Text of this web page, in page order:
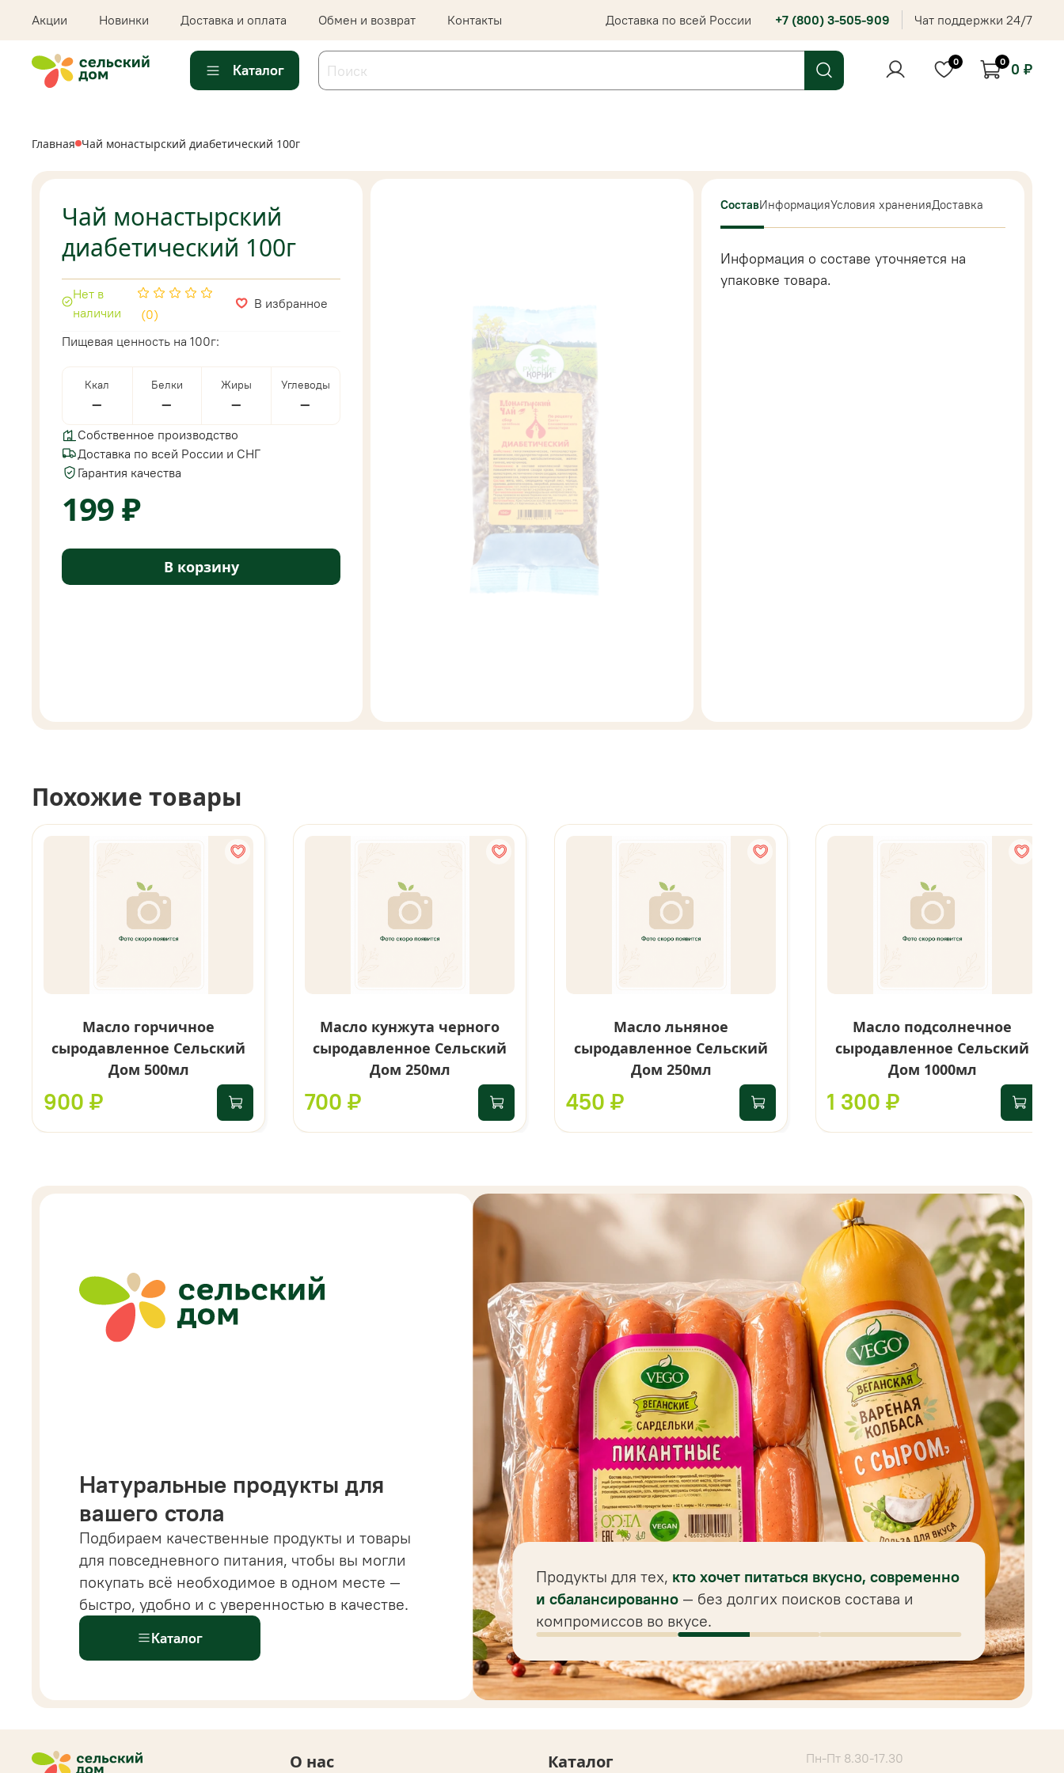
Акции Новинки Доставка и оплата Обмен и возврат Контакты Доставка по всей России +7 (800) 3-505-909 Чат поддержки 24/7
Каталог 0 0 0 ₽
Главная Чай монастырский диабетический 100г
Чай монастырский
диабетический 100г
(0)
В избранное
Нет в
наличии
Пищевая ценность на 100г:
Ккал
—
Белки
—
Жиры
—
Углеводы
—
Собственное производство
Доставка по всей России и СНГ
Гарантия качества
199 ₽
В корзину
СоставИнформацияУсловия храненияДоставка
Информация о составе уточняется на
упаковке товара.
Похожие товары
Масло горчичное
сыродавленное Сельский
Дом 500мл
900 ₽
Масло кунжута черного
сыродавленное Сельский
Дом 250мл
700 ₽
Масло льняное
сыродавленное Сельский
Дом 250мл
450 ₽
Масло подсолнечное
сыродавленное Сельский
Дом 1000мл
1 300 ₽
Натуральные продукты для
вашего стола
Подбираем качественные продукты и товары
для повседневного питания, чтобы вы могли
покупать всё необходимое в одном месте —
быстро, удобно и с уверенностью в качестве.
Каталог
вы найдете все от напитков и бакалеи до
сыров, десертов и готовых решений для
питания.Всёдля здорового и современного
доступнов одном каталоге.
Продукты для тех, кто хочет питаться вкусно, современно
и сбалансированно — без долгих поисков состава и
компромиссов во вкусе.
О нас Каталог Пн-Пт 8.30-17.30